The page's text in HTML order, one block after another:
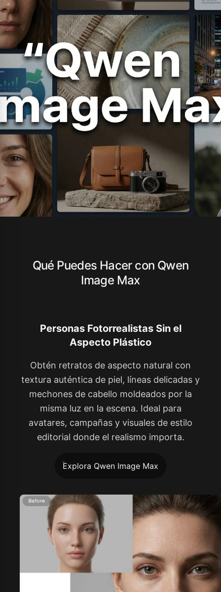
Qué Puedes Hacer con Qwen
Image Max
Personas Fotorrealistas Sin el
Aspecto Plástico
Obtén retratos de aspecto natural con
textura auténtica de piel, líneas delicadas y
mechones de cabello moldeados por la
misma luz en la escena. Ideal para
avatares, campañas y visuales de estilo
editorial donde el realismo importa.
Explora Qwen Image Max